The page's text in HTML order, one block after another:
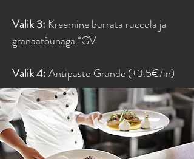
Valik 3: Kreemine burrata ruccola ja
granaatõunaga.*GV
Valik 4:Antipasto Grande (+3.5€/in)